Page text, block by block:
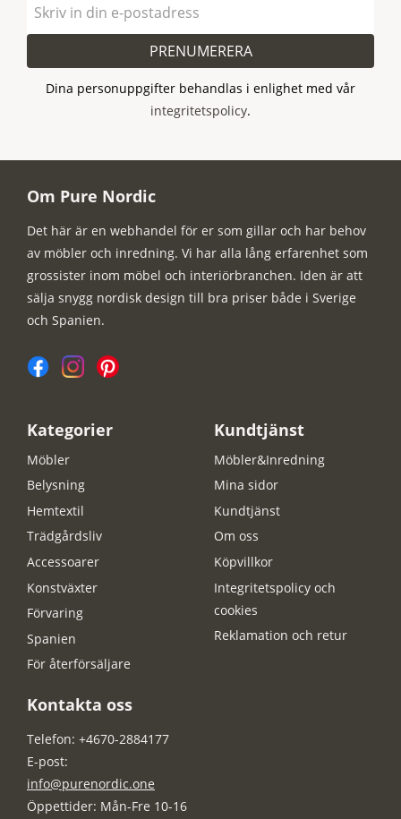
PRENUMERERA
Dina personuppgifter behandlas i enlighet med vår
integritetspolicy.
Om Pure Nordic
Det här är en webhandel för er som gillar och har behov
av möbler och inredning. Vi har alla lång erfarenhet som
grossister inom möbel och interiörbranchen. Iden är att
sälja snygg nordisk design till bra priser både i Sverige
och Spanien.
Kategorier
Möbler
Belysning
Hemtextil
Trädgårdsliv
Accessoarer
Konstväxter
Förvaring
Spanien
För återförsäljare
Kundtjänst
Möbler&Inredning
Mina sidor
Kundtjänst
Om oss
Köpvillkor
Integritetspolicy och
cookies
Reklamation och retur
Kontakta oss
Telefon: +4670-2884177
E-post:
info@purenordic.one
Öppettider: Mån-Fre 10-16